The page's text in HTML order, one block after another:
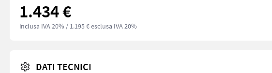
1.434 €
inclusa IVA 20% / 1.195 € esclusa IVA 20%
DATI TECNICI